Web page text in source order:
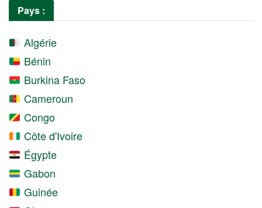
Pays :
Algérie
Bénin
Burkina Faso
Cameroun
Congo
Côte d'Ivoire
Égypte
Gabon
Guinée